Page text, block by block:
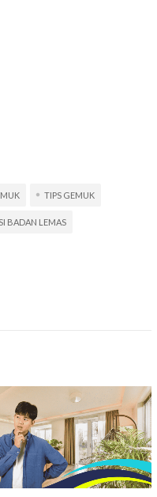
TIPS GEMUK
BADAN LEMAS